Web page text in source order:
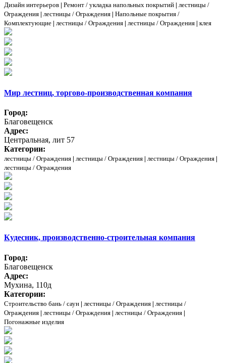
Дизайн интерьеров | Ремонт / укладка напольных покрытий | лестницы /
Ограждения | лестницы / Ограждения | Напольные покрытия /
Комплектующие | лестницы / Ограждения | лестницы / Ограждения | клея
Мир лестниц, торгово-производственная компания
Город:
Благовещенск
Адрес:
Центральная, лит 57
Категории:
лестницы / Ограждения | лестницы / Ограждения | лестницы / Ограждения |
лестницы / Ограждения
Кудесник, производственно-строительная компания
Город:
Благовещенск
Адрес:
Мухина, 110д
Категории:
Строительство бань / саун | лестницы / Ограждения | лестницы /
Ограждения | лестницы / Ограждения | лестницы / Ограждения |
Погонажные изделия